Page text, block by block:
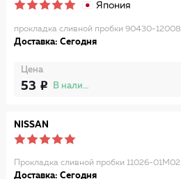
Япония
прокладка сливной пробки 90430-12008
Доставка: Сегодня
Цена
53 В наличии
NISSAN
Прокладка сливной пробки 11026-01M02
Доставка: Сегодня